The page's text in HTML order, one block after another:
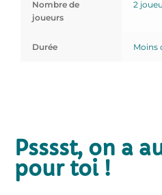
Nombre de
joueurs
2
Durée Moins
Psssst, on a
pour toi !